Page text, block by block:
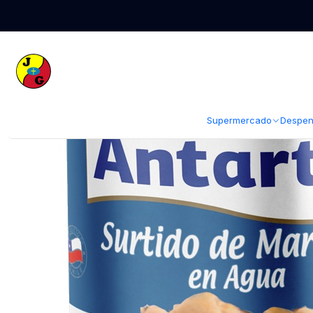
Supermercado
Surtido de